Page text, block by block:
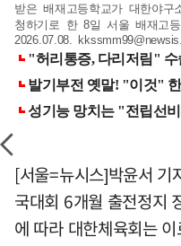
받은 배재고등학교가 대한야구
청하기로 한 8일 서울 배재고
2026.07.08.
[서울=뉴시스]박윤서 기
국대회 6개월 출전정지
에 따라 대한체육회는